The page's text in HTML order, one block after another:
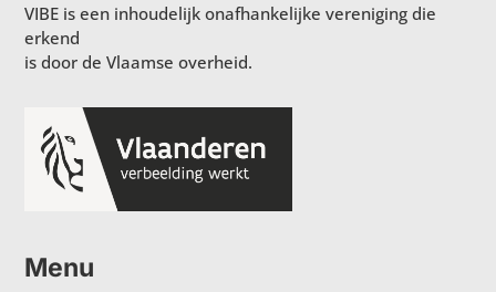
VIBE is een inhoudelijk onafhankelijke vereniging die
erkend
is door de Vlaamse overheid.
Menu